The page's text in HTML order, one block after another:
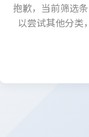
抱歉，当前筛选
以尝试其他分类